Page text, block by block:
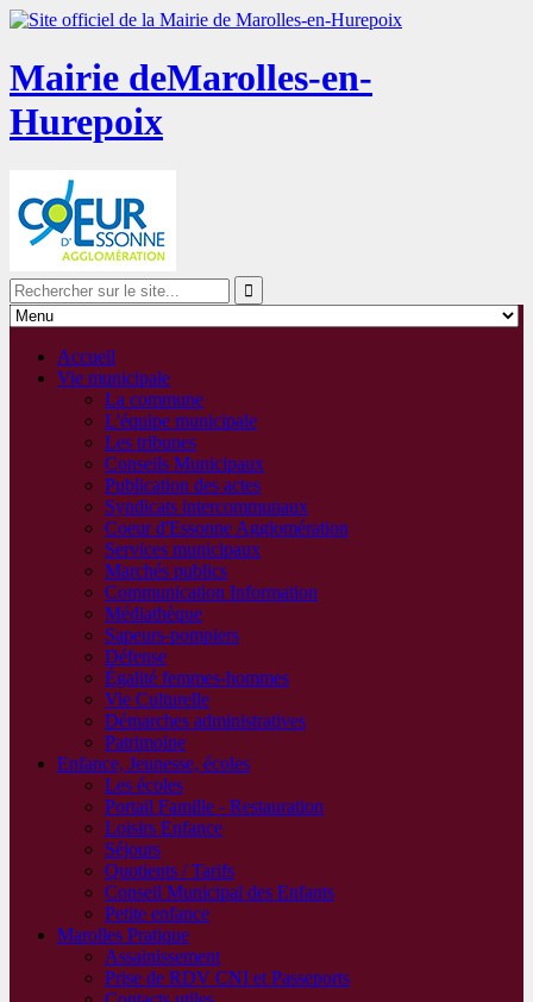
Mairie deMarolles-en-
Hurepoix
Accueil
Vie municipale
La commune
L'équipe municipale
Les tribunes
Conseils Municipaux
Publication des actes
Syndicats intercommunaux
Coeur d'Essonne Agglomération
Services municipaux
Marchés publics
Communication Information
Médiathèque
Sapeurs-pompiers
Défense
Égalité femmes-hommes
Vie Culturelle
Démarches administratives
Patrimoine
Enfance, Jeunesse, écoles
Les écoles
Portail Famille - Restauration
Loisirs Enfance
Séjours
Quotients / Tarifs
Conseil Municipal des Enfants
Petite enfance
Marolles Pratique
Assainissement
Prise de RDV CNI et Passeports